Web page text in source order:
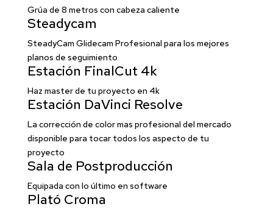
Grúa de 8 metros con cabeza caliente
Steadycam
SteadyCam Glidecam Profesional para los mejores
planos de seguimiento
Estación FinalCut 4k
Haz master de tu proyecto en 4k
Estación DaVinci Resolve
La corrección de color mas profesional del mercado
disponible para tocar todos los aspecto de tu
proyecto
Sala de Postproducción
Equipada con lo último en software
Plató Croma